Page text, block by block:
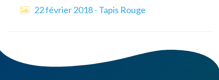
22 février 2018 - Tapis Rouge